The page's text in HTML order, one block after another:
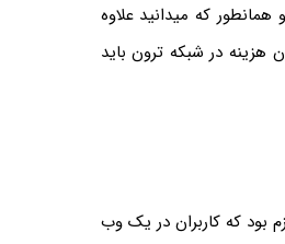
که میدانید علاوه
هزینه در شبکه ترون باید
بود که کاربران در یک وب